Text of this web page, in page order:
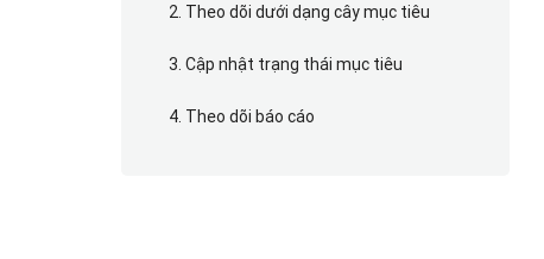
2. Theo dõi dưới dạng cây mục tiêu
3. Cập nhật trạng thái mục tiêu
4. Theo dõi báo cáo